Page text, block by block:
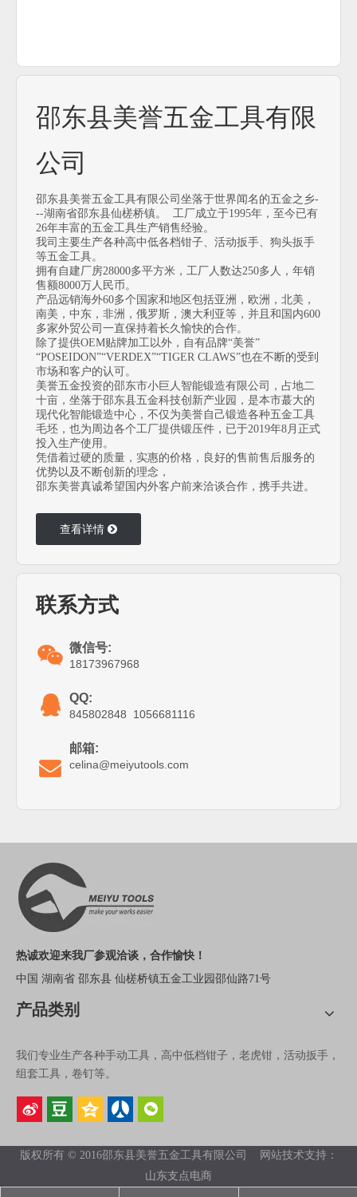
邵东县美誉五金工具有限
公司
邵东县美誉五金工具有限公司坐落于世界闻名的五金之乡-
--湖南省邵东县仙槎桥镇。 工厂成立于1995年，至今已有
26年丰富的五金工具生产销售经验。
我司主要生产各种高中低各档钳子、活动扳手、狗头扳手
等五金工具。
拥有自建厂房28000多平方米，工厂人数达250多人，年销
售额8000万人民币。
产品远销海外60多个国家和地区包括亚洲，欧洲，北美，
南美，中东，非洲，俄罗斯，澳大利亚等，并且和国内600
多家外贸公司一直保持着长久愉快的合作。
除了提供OEM贴牌加工以外，自有品牌“美誉”
“POSEIDON”“VERDEX”“TIGER CLAWS”也在不断的受到
市场和客户的认可。
美誉五金投资的邵东市小巨人智能锻造有限公司，占地二
十亩，坐落于邵东县五金科技创新产业园，是本市蕞大的
现代化智能锻造中心，不仅为美誉自己锻造各种五金工具
毛坯，也为周边各个工厂提供锻压件，已于2019年8月正式
投入生产使用。
凭借着过硬的质量，实惠的价格，良好的售前售后服务的
优势以及不断创新的理念，
邵东美誉真诚希望国内外客户前来洽谈合作，携手共进。
查看详情
联系方式
微信号:
18173967968
QQ:
845802848 1056681116
邮箱:
celina@meiyutools.com
热诚欢迎来我厂参观洽谈，合作愉快！
中国 湖南省 邵东县 仙槎桥镇五金工业园邵仙路71号
产品类别
我们专业生产各种手动工具，高中低档钳子，老虎钳，活动扳手，
组套工具，卷钉等。
版权所有 © 2016邵东县美誉五金工具有限公司 网站技术支持：
山东支点电商